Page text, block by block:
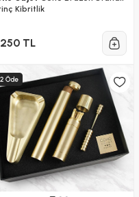
Kibritlik
TL